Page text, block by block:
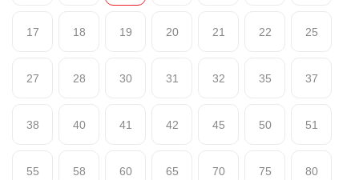
17 18 19 20 21 22 25
27 28 30 31 32 35 37
38 40 41 42 45 50 51
55 58 60 65 70 75 80